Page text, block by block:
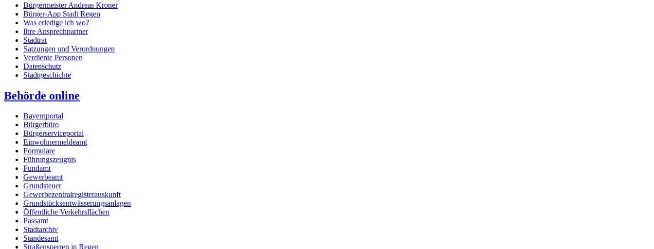
Bürgermeister Andreas Kroner
Bürger-App Stadt Regen
Was erledige ich wo?
Ihre Ansprechpartner
Stadtrat
Satzungen und Verordnungen
Verdiente Personen
Datenschutz
Stadtgeschichte
Behörde online
Bayernportal
Bürgerbüro
Bürgerserviceportal
Einwohnermeldeamt
Formulare
Führungszeugnis
Fundamt
Gewerbeamt
Grundsteuer
Gewerbezentralregisterauskunft
Grundstücksentwässerungsanlagen
Öffentliche Verkehrsflächen
Passamt
Stadtarchiv
Standesamt
Straßensperren in Regen